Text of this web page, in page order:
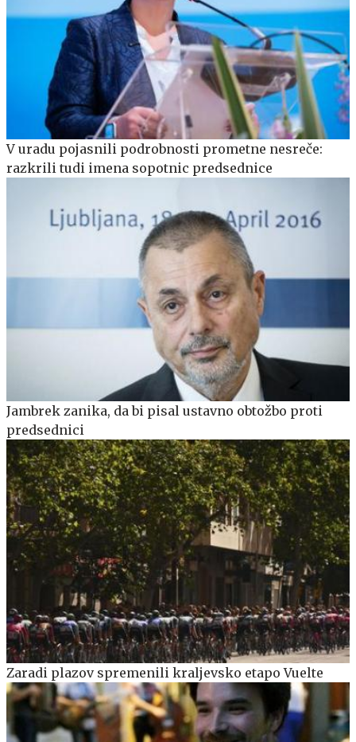
V uradu pojasnili podrobnosti prometne nesreče:
razkrili tudi imena sopotnic predsednice
Jambrek zanika, da bi pisal ustavno obtožbo proti
predsednici
Zaradi plazov spremenili kraljevsko etapo Vuelte